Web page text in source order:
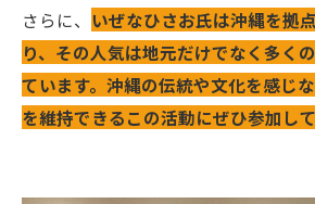
さらに、 いぜなひさお氏は沖縄を拠
り、その人気は地元だけでなく多く
ています。沖縄の伝統や文化を感じ
を維持できるこの活動にぜひ参加して